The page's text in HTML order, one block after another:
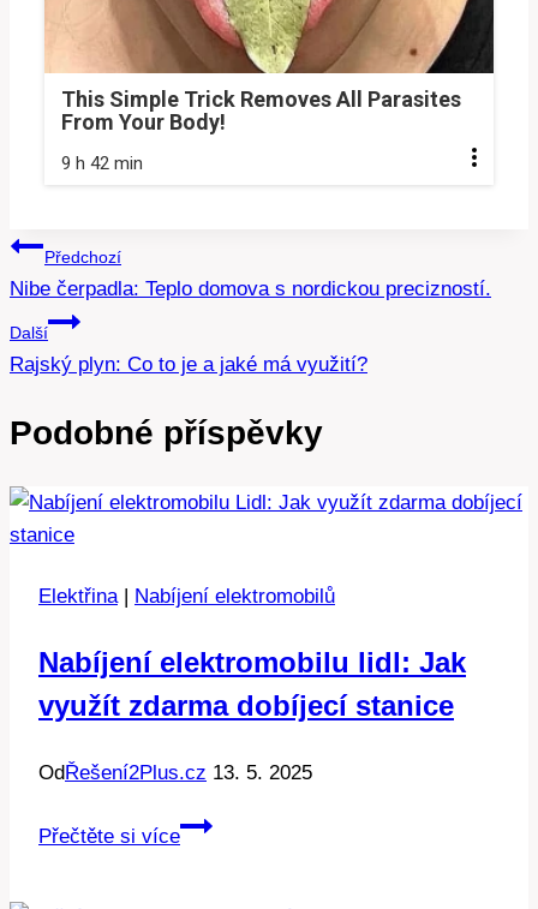
This Simple Trick Removes All Parasites
From Your Body!
9 h 42 min
Navigace
pro
příspěvek
Předchozí
Nibe čerpadla: Teplo domova s nordickou precizností.
Další
Rajský plyn: Co to je a jaké má využití?
Podobné příspěvky
Elektřina| Nabíjení elektromobilů
Nabíjení elektromobilu lidl: Jak
využít zdarma dobíjecí stanice
Od Řešení2Plus.cz 13. 5. 2025
Přečtěte si více
Nabíjení